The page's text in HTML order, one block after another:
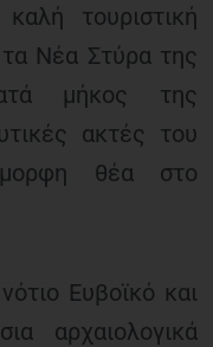
τουριστική
Νέα Στύρα της
μήκος της
ακτές του
θέα στο
Ευβοϊκό και
αρχαιολογικά